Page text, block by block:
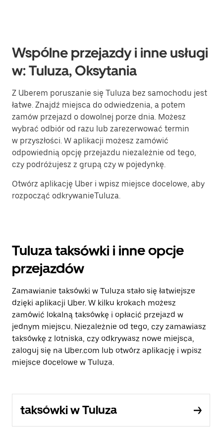
Wspólne przejazdy i inne usługi
w: Tuluza, Oksytania
Z Uberem poruszanie się Tuluza bez samochodu jest
łatwe. Znajdź miejsca do odwiedzenia, a potem
zamów przejazd o dowolnej porze dnia. Możesz
wybrać odbiór od razu lub zarezerwować termin
w przyszłości. W aplikacji możesz zamówić
odpowiednią opcję przejazdu niezależnie od tego,
czy podróżujesz z grupą czy w pojedynkę.
Otwórz aplikację Uber i wpisz miejsce docelowe, aby
rozpocząć odkrywanieTuluza.
Tuluza taksówki i inne opcje
przejazdów
Zamawianie taksówki w Tuluza stało się łatwiejsze
dzięki aplikacji Uber. W kilku krokach możesz
zamówić lokalną taksówkę i opłacić przejazd w
jednym miejscu. Niezależnie od tego, czy zamawiasz
taksówkę z lotniska, czy odkrywasz nowe miejsca,
zaloguj się na Uber.com lub otwórz aplikację i wpisz
miejsce docelowe w Tuluza.
taksówki w Tuluza